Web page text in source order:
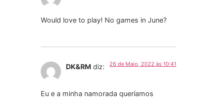
Would love to play! No games in June?
DK&RM diz: 26 de Maio, 2022 às 10:41
Eu e a minha namorada queríamos